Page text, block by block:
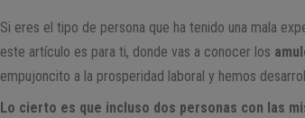
Si eres el tipo de persona que ha tenido una mala
este artículo es para ti, donde vas a conocer los
empujoncito a la prosperidad laboral y hemos
Lo cierto es que incluso dos personas con las